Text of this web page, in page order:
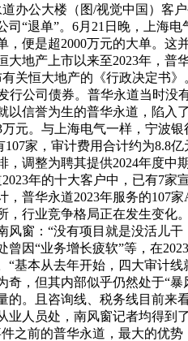
办公大楼（图/视觉中国）
“退单”。6月21日晚，上海
，便是超2000万元的大单。
大地产上市以来至2023年，
关恒大地产的《行政决定书
行公司债券。普华永道当时
以信誉为生的普华永道，陷
元。与上海电气一样，宁波
家，审计费用合计约为8.8
，调整为聘其提供2024年度
年的十大客户中，已有7
普华永道2023年服务的107
，行业竞争格局正在发生变
风窗：“没有项目就是没活儿
因“业务增长疲软”等，在
“基本从去年开始，四大审计
奇，但其内部似乎仍然处于“
的。且咨询线、税务线目前
人员处，南风窗记者均得到
之前的普华永道，最大的优